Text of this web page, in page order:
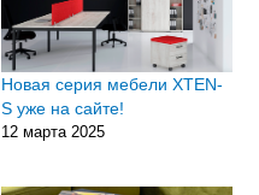
Новая серия мебели XTEN-
S уже на сайте!
12 марта 2025